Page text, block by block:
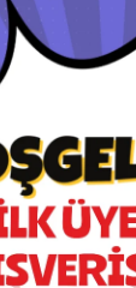
Bakım Ürünleri
Orijinal Ürün